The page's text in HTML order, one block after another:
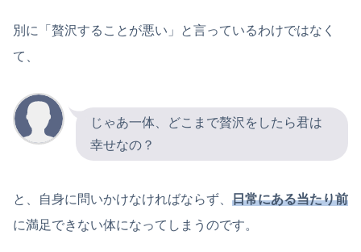
別に「贅沢することが悪い」と言っているわけではなく
て、
じゃあ一体、どこまで贅沢をしたら君は
幸せなの？
と、自身に問いかけなければならず、 日常にある当たり前
に満足できない体になってしまうのです。